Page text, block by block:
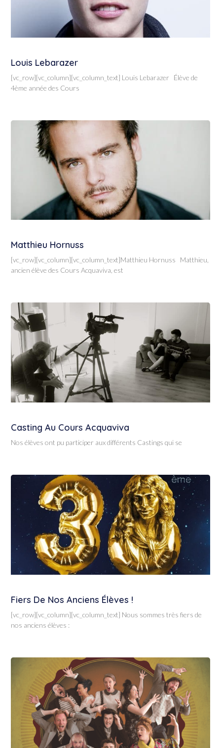
Louis Lebarazer
[vc_row][vc_column][vc_column_text] Louis Lebarazer Élève de
4ème année des Cours
Matthieu Hornuss
[vc_row][vc_column][vc_column_text]Matthieu Hornuss Matthieu,
ancien élève des Cours Acquaviva, est
Casting Au Cours Acquaviva
Nos élèves ont pu participer aux différents Castings qui se
Fiers De Nos Anciens Élèves !
[vc_row][vc_column][vc_column_text] Nous sommes très fiers de
nos anciens élèves :